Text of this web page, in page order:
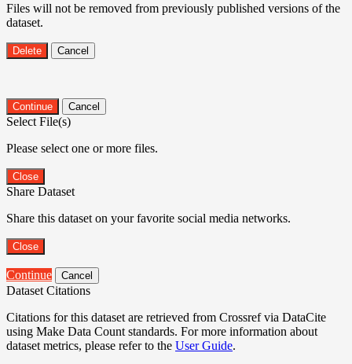
Files will not be removed from previously published versions of the
dataset.
Delete Cancel
Continue Cancel
Select File(s)
Please select one or more files.
Close
Share Dataset
Share this dataset on your favorite social media networks.
Close
Continue Cancel
Dataset Citations
Citations for this dataset are retrieved from Crossref via DataCite
using Make Data Count standards. For more information about
dataset metrics, please refer to the User Guide.